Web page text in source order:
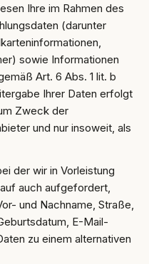
Ihre im Rahmen des
(darunter
sowie Informationen
Art. 6 Abs. 1 lit. b
Ihrer Daten erfolgt
Zweck der
und nur insoweit, als
der wir in Vorleistung
auch aufgefordert,
und Nachname, Straße,
E-Mail-
zu einem alternativen